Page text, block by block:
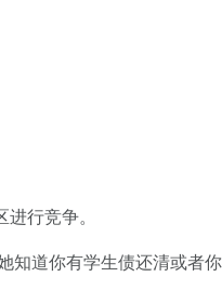
行竞争。
知道你有学生债还清或者